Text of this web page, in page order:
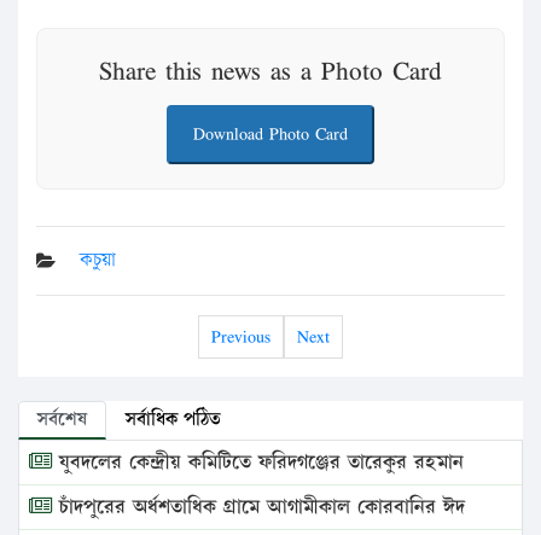
Share this news as a Photo Card
Download Photo Card
কচুয়া
Previous Next
সর্বশেষ সর্বাধিক পঠিত
যুবদলের কেন্দ্রীয় কমিটিতে ফরিদগঞ্জের তারেকুর রহমান
চাঁদপুরের অর্ধশতাধিক গ্রামে আগামীকাল কোরবানির ঈদ